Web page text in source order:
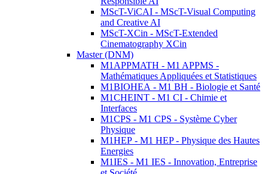
MScT-ViCAI - MScT-Visual Computing
and Creative AI
MScT-XCin - MScT-Extended
Cinematography XCin
Master (DNM)
M1APPMATH - M1 APPMS -
Mathématiques Appliquées et Statistiques
M1BIOHEA - M1 BH - Biologie et Santé
M1CHEINT - M1 CI - Chimie et
Interfaces
M1CPS - M1 CPS - Système Cyber
Physique
M1HEP - M1 HEP - Physique des Hautes
Energies
M1IES - M1 IES - Innovation, Entreprise